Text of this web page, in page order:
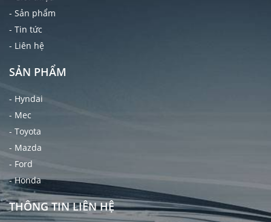
- Sản phẩm
- Tin tức
- Liên hệ
SẢN PHẨM
- Hyndai
- Mec
- Toyota
- Mazda
- Ford
- Honda
THÔNG TIN LIÊN HỆ